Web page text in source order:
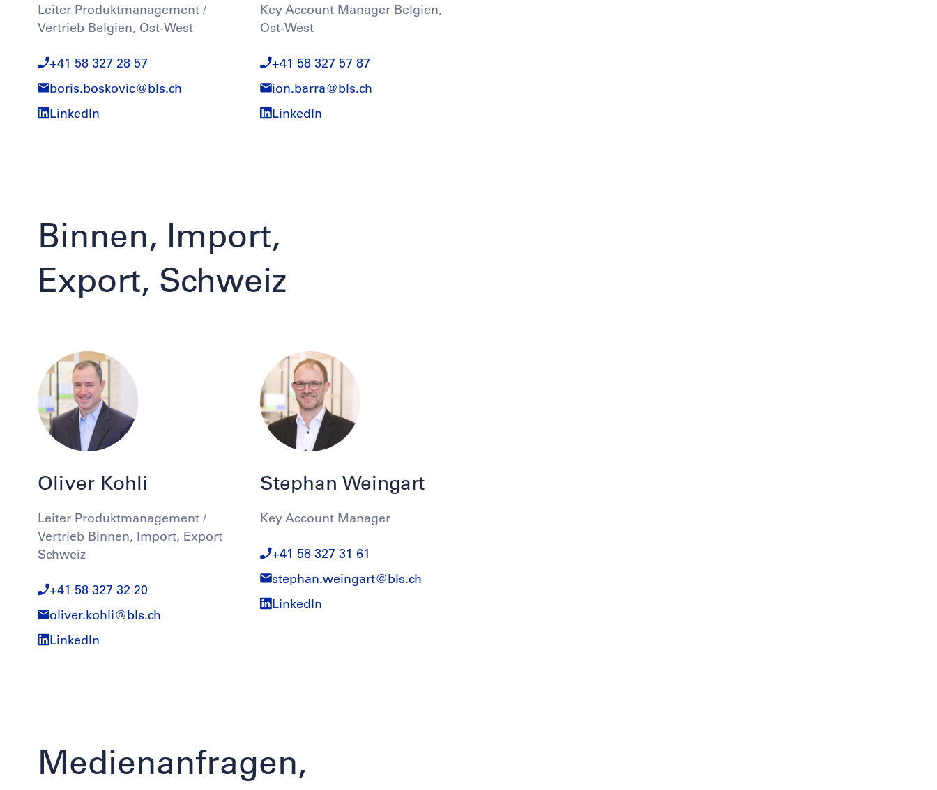
Leiter Produktmanagement /
Vertrieb Belgien, Ost-West
+41 58 327 28 57
boris.boskovic@bls.ch
LinkedIn
Key Account Manager Belgien,
Ost-West
+41 58 327 57 87
ion.barra@bls.ch
LinkedIn
Binnen, Import,
Export, Schweiz
Oliver Kohli
Leiter Produktmanagement /
Vertrieb Binnen, Import, Export
Schweiz
+41 58 327 32 20
oliver.kohli@bls.ch
LinkedIn
Stephan Weingart
Key Account Manager
+41 58 327 31 61
stephan.weingart@bls.ch
LinkedIn
Medienanfragen,